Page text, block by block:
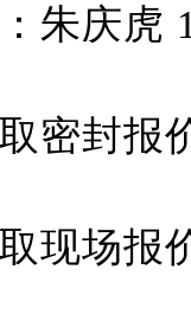
朱庆虎
密封报
现场报